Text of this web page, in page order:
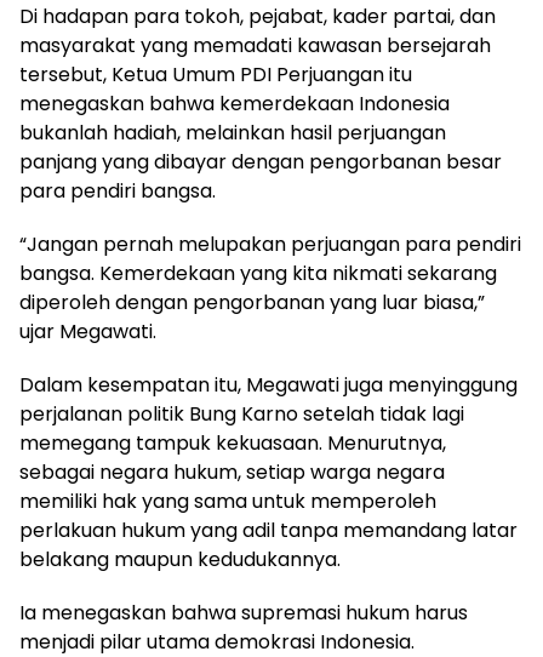
Di hadapan para tokoh, pejabat, kader partai, dan
masyarakat yang memadati kawasan bersejarah
tersebut, Ketua Umum PDI Perjuangan itu
menegaskan bahwa kemerdekaan Indonesia
bukanlah hadiah, melainkan hasil perjuangan
panjang yang dibayar dengan pengorbanan besar
para pendiri bangsa.
“Jangan pernah melupakan perjuangan para pendiri
bangsa. Kemerdekaan yang kita nikmati sekarang
diperoleh dengan pengorbanan yang luar biasa,”
ujar Megawati.
Dalam kesempatan itu, Megawati juga menyinggung
perjalanan politik Bung Karno setelah tidak lagi
memegang tampuk kekuasaan. Menurutnya,
sebagai negara hukum, setiap warga negara
memiliki hak yang sama untuk memperoleh
perlakuan hukum yang adil tanpa memandang latar
belakang maupun kedudukannya.
Ia menegaskan bahwa supremasi hukum harus
menjadi pilar utama demokrasi Indonesia.